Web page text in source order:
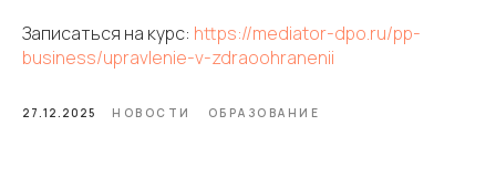
Записаться на курс: https://mediator-dpo.ru/pp-
business/upravlenie-v-zdraoohranenii
27.12.2025 НОВОСТИ ОБРАЗОВАНИЕ